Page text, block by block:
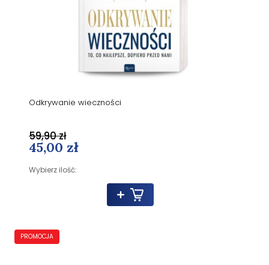
Odkrywanie wieczności
45,00 zł
Wybierz ilość:
59,90 zł
PROMOCJA